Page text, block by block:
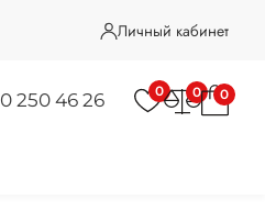
Личный кабинет
250 46 26 0 0 0